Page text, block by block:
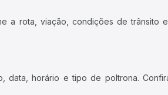
a rota, viação, condições de trânsito
data, horário e tipo de poltrona.